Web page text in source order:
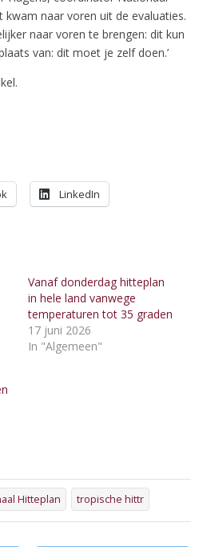
kwam naar voren uit de evaluaties.
naar voren te brengen: dit kun
van: dit moet je zelf doen.’
LinkedIn
Vanaf donderdag hitteplan
in hele land vanwege
temperaturen tot 35 graden
17 juni 2026
In "Algemeen"
Hitteplan tropische hittr